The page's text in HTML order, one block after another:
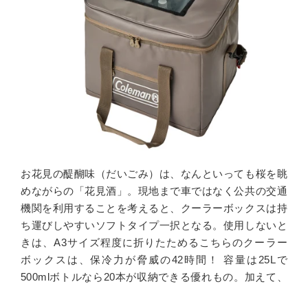
お花見の醍醐味（だいごみ）は、なんといっても桜を眺
めながらの「花見酒」。現地まで車ではなく公共の交通
機関を利用することを考えると、クーラーボックスは持
ち運びしやすいソフトタイプ一択となる。使用しないと
きは、A3サイズ程度に折りたためるこちらのクーラー
ボックスは、保冷力が脅威の42時間！ 容量は 25Lで
500mlボトルなら 20本が収納できる優れもの。加えて、